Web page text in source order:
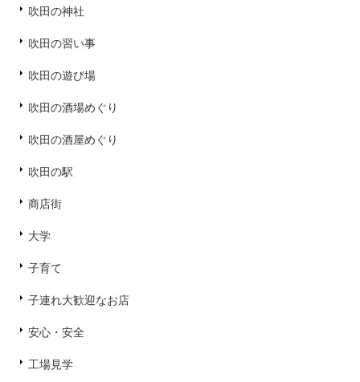
吹田の神社
吹田の習い事
吹田の遊び場
吹田の酒場めぐり
吹田の酒屋めぐり
吹田の駅
商店街
大学
子育て
子連れ大歓迎なお店
安心・安全
工場見学